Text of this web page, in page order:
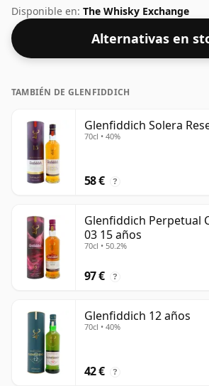
paso por encima del nivel estándar
en el tamaño de botella de facto de
Disponible en: The Whisky Exchange
Alternativas en
TAMBIÉN DE GLENFIDDICH
Glenfiddich Solera
70cl • 40%
58 € ?
Glenfiddich Perpetual
03 15 años
70cl • 50.2%
97 € ?
Glenfiddich 12 años
70cl • 40%
42 € ?